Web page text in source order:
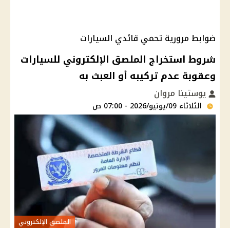
ضوابط مرورية تحمي قائدي السيارات
شروط استخراج الملصق الإلكتروني للسيارات
وعقوبة عدم تركيبه أو العبث به
يوستينا مروان
الثلاثاء 09/يونيو/2026 - 07:00 ص
الملصق الإلكتروني